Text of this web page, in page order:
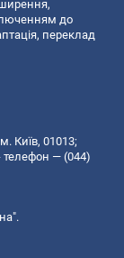
до
переклад
Київ, 01013;
телефон — (044)